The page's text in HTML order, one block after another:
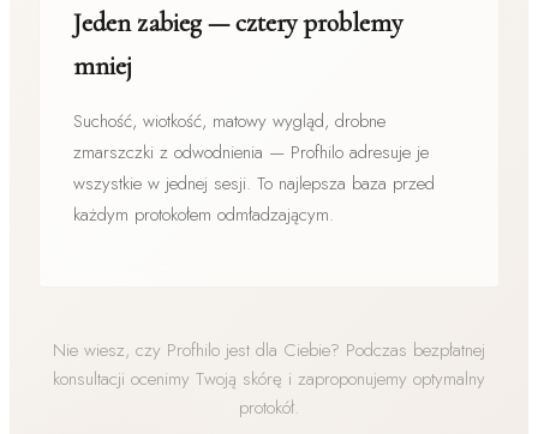
Jeden zabieg — cztery problemy
mniej
Suchość, wiotkość, matowy wygląd, drobne
zmarszczki z odwodnienia — Profhilo adresuje je
wszystkie w jednej sesji. To najlepsza baza przed
każdym protokołem odmładzającym.
Nie wiesz, czy Profhilo jest dla Ciebie? Podczas bezpłatnej
konsultacji ocenimy Twoją skórę i zaproponujemy optymalny
protokół.